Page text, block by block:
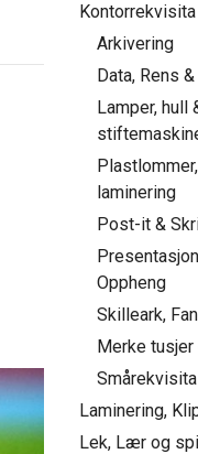
Kontorrekvisita
Arkivering
Data, Rens
Lamper, hull
laminering
Post-it &
Oppheng
Skilleark,
Merke tusjer
Smårekvisita
Laminering,
Lek, Lær og